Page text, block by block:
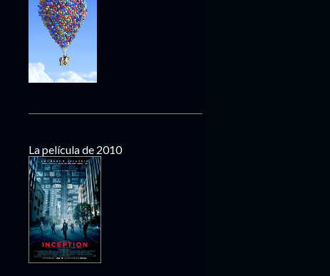
La película de 2010